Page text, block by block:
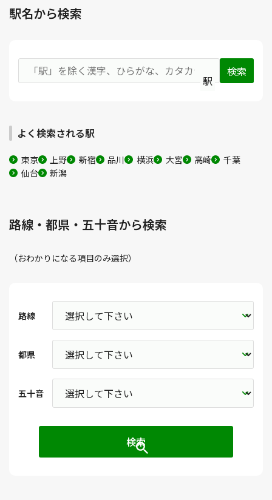
駅名から検索
駅
よく検索される駅
東京 上野 新宿 品川 横浜 大宮 高崎
千葉
仙台
新潟
路線・都県・五十音から検索
（おわかりになる項目のみ選択）
路線
都県
五十音